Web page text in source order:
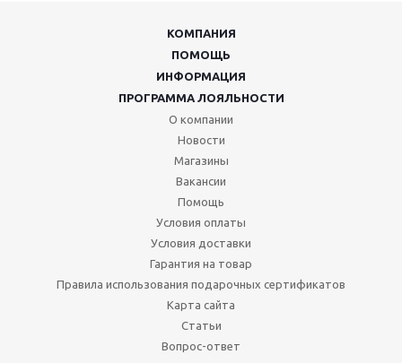
КОМПАНИЯ
ПОМОЩЬ
ИНФОРМАЦИЯ
ПРОГРАММА ЛОЯЛЬНОСТИ
О компании
Новости
Магазины
Вакансии
Помощь
Условия оплаты
Условия доставки
Гарантия на товар
Правила использования подарочных сертификатов
Карта сайта
Статьи
Вопрос-ответ